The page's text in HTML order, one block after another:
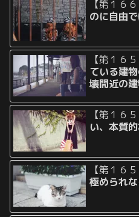
【第１６
のに自由
【第１６
ている建
壊間近の
【第１６
い、本質
【第１６
極められ